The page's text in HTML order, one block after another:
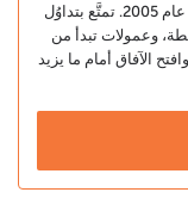
من مليون متداوِل حول العالم، وتُزاول أعمالها منذ عام 2005. تمتَّع بتداوُل
مع فروقات سعرية تبدأ من 0.0 نقطة، وعمولات تبدأ من
الآفاق أمام ما يزيد